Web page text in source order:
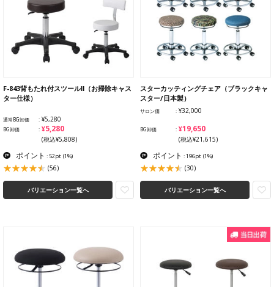
F-843背もたれ付スツールⅡ（お掃除キャス
ター仕様）
通常BG卸価 ¥5,280
BG卸価 ¥5,280
(税込¥5,808)
ポイント : 52pt (1%)
(56)
バリエーション一覧へ
スターカッティングチェア（ブラックキャ
スター/日本製）
サロン価 ¥32,000
BG卸価 ¥19,650
(税込¥21,615)
ポイント : 196pt (1%)
(30)
バリエーション一覧へ